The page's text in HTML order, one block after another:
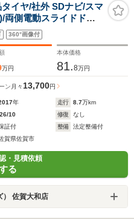
イヤ/社外 SDナビ/スマ
側電動スライドドア/
支援システム/ドライブ
360°画像付
万円
本体価格
81.8万円
ン 月々 13,700円
年 走行 8.7万km
10 修復
なし
証付 整備
法定整備付
賀県佐賀市
・見積依頼
る
） 佐賀大和店